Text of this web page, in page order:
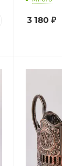
3 180 ₽